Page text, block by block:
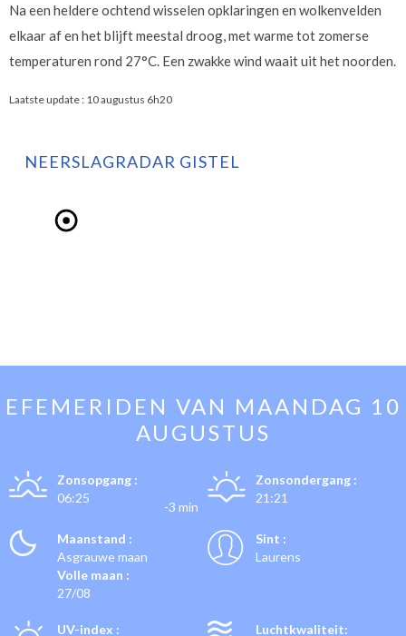
Na een heldere ochtend wisselen opklaringen en wolkenvelden
elkaar af en het blijft meestal droog, met warme tot zomerse
temperaturen rond 27°C. Een zwakke wind waait uit het noorden.
Laatste update : 10 augustus 6h20
NEERSLAGRADAR GISTEL
EFEMERIDEN VAN MAANDAG 10
AUGUSTUS
Zonsopgang :
06:25
-3 min
Zonsondergang :
21:21
Maanstand :
Asgrauwe maan
Volle maan :
27/08
Sint :
Laurens
UV-index :
Luchtkwaliteit: